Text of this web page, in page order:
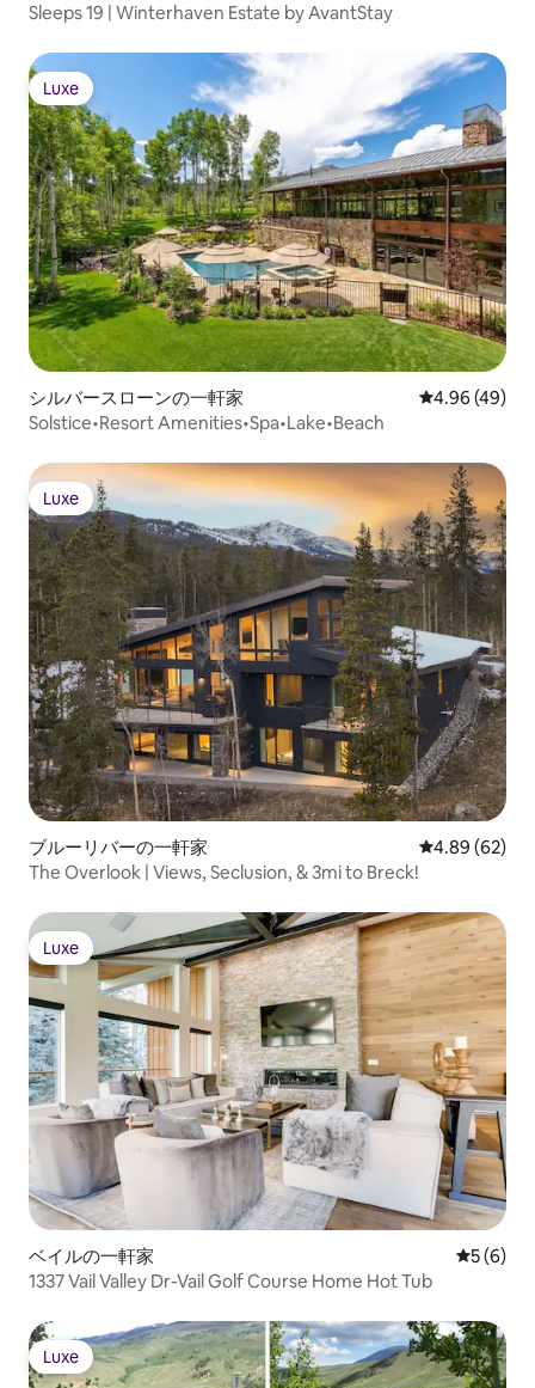
Sleeps 19 | Winterhaven Estate by AvantStay
Luxe
Luxe
シルバースローンの一軒家 レビュー49
4.96 (49)
Solstice•Resort Amenities•Spa•Lake•Beach
Luxe
Luxe
ブルーリバーの一軒家 レビュー62
4.89 (62)
The Overlook | Views, Seclusion, & 3mi to Breck!
Luxe
Luxe
ベイルの一軒家 レビュー
5 (6)
1337 Vail Valley Dr-Vail Golf Course Home Hot Tub
Luxe
Luxe